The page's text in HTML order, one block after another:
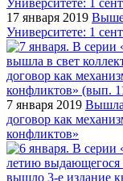
17 января 2019
Университете: 1
7 января 2019 Вышла
договор как
конфликтов»